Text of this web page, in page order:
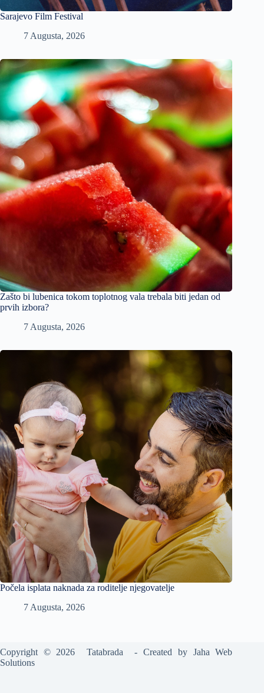
Sarajevo Film Festival
7 Augusta, 2026
Zašto bi lubenica tokom toplotnog vala trebala biti jedan od
prvih izbora?
7 Augusta, 2026
Počela isplata naknada za roditelje njegovatelje
7 Augusta, 2026
Copyright © 2026 Tatabrada - Created by Jaha Web
Solutions